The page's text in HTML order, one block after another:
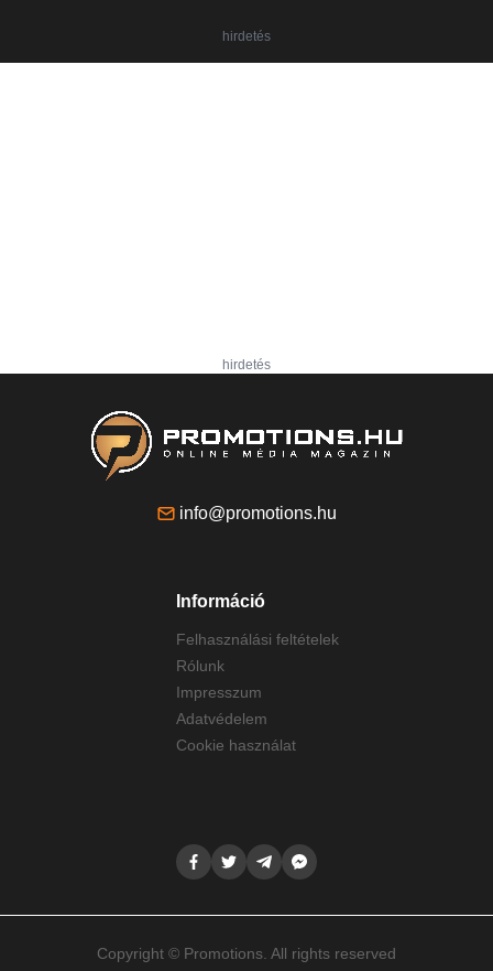
hirdetés
hirdetés
info@promotions.hu
Információ
Felhasználási feltételek
Rólunk
Impresszum
Adatvédelem
Cookie használat
Copyright © Promotions. All rights reserved